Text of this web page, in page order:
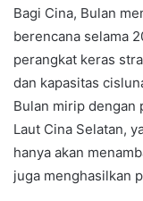
Bagi Cina, Bulan
berencana selama
perangkat keras
dan kapasitas
Bulan mirip dengan
Laut Cina Selatan,
hanya akan
juga menghasilkan